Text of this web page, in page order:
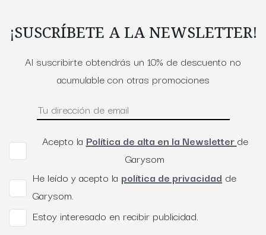
¡SUSCRÍBETE A LA NEWSLETTER!
Al suscribirte obtendrás un 10% de descuento no
acumulable con otras promociones
Acepto la Política de alta en la Newsletterde
Garysom
He leído y acepto la política de privacidad de
Garysom.
Estoy interesado en recibir publicidad.